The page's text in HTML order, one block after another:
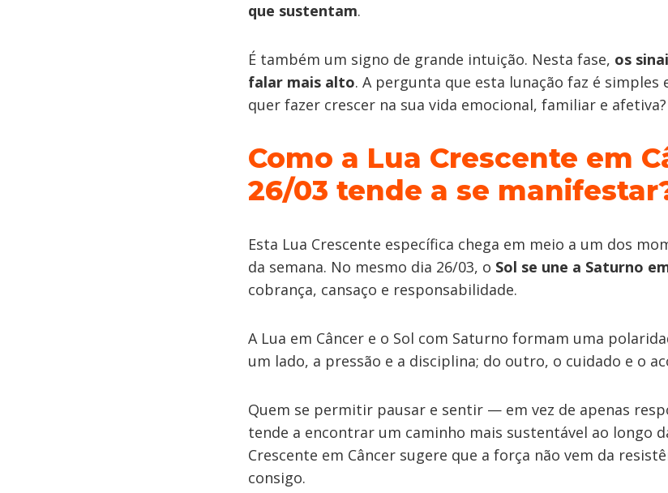
que sustentam.
É também um signo de grande intuição. Nesta fase, os
falar mais alto. A pergunta que esta lunação faz é simples
quer fazer crescer na sua vida emocional, familiar e afetiva?
Como a Lua Crescente em
26/03 tende a se
Esta Lua Crescente específica chega em meio a um dos
da semana. No mesmo dia 26/03, o Sol se une a Saturno
cobrança, cansaço e responsabilidade.
A Lua em Câncer e o Sol com Saturno formam uma
um lado, a pressão e a disciplina; do outro, o cuidado e o
Quem se permitir pausar e sentir — em vez de apenas
tende a encontrar um caminho mais sustentável ao longo
Crescente em Câncer sugere que a força não vem da
consigo.